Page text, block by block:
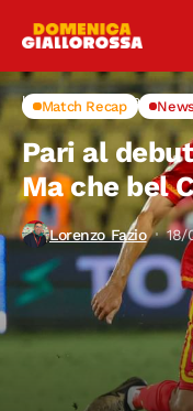
Home Match Recap Pari
Match Recap
Pari al
Ma che bel
Lorenzo Fazio 18/